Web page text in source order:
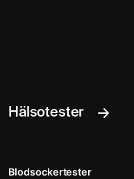
Hälsotester
Blodsockertester